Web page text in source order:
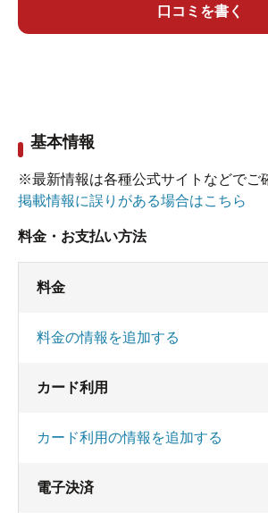
口コミを書く
基本情報
※最新情報は各種公式サイトなどでご
掲載情報に誤りがある場合はこちら
料金・お支払い方法
料金
料金の情報を追加する
カード利用
カード利用の情報を追加する
電子決済